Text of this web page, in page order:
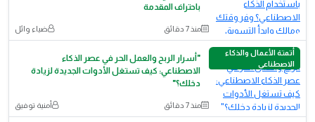
باحتراف المقدمة
منذ 7 دقائق ضياء وائل
أتمتة الأعمال والذكاء
الاصطناعي
"أسرار الربح والعمل الحر في عصر الذكاء
الاصطناعي: كيف تستغل الأدوات الجديدة لزيادة
دخلك؟"
منذ 7 دقائق أمنية توفيق